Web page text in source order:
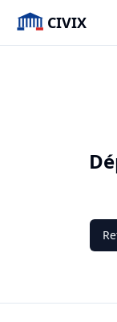
CIVIX